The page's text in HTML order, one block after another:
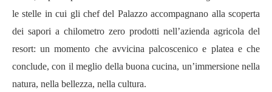
le stelle in cui gli chef del Palazzo accompagnano alla scoperta
dei sapori a chilometro zero prodotti nell’azienda agricola del
resort: un momento che avvicina palcoscenico e platea e che
conclude, con il meglio della buona cucina, un’immersione nella
natura, nella bellezza, nella cultura.